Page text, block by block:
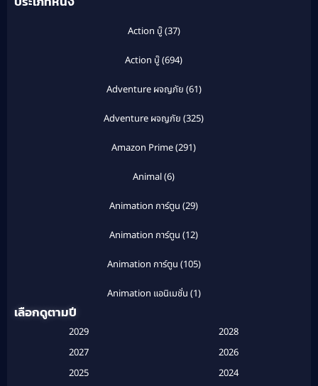
Action บู๊(37)
Action บู๊(694)
Adventure ผจญภัย (61)
Adventure ผจญภัย (325)
Amazon Prime(291)
Animal(6)
Animation การ์ตูน (29)
Animation การ์ตูน (12)
Animation การ์ตูน (105)
Animation แอนิเมชั่น (1)
เลือกดูตามปี
2029
2028
2027
2026
2025
2024